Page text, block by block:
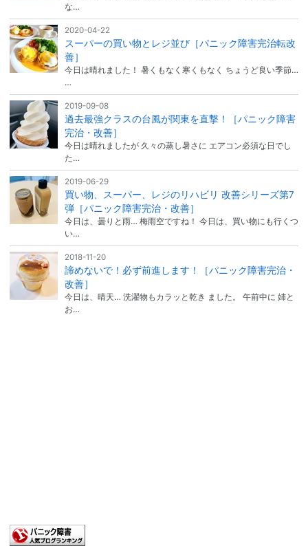
な…
2020-04-22
スーパーの買い物とレジ並び［パニック障害完治転改
善］
今日は晴れました！ 暑くもなく寒くもなく ちょうど良い季節…
…
2019-09-08
過去最強クラスの台風が関東を直撃！［パニック障害
完治・改善］
今日は晴れましたが 久々の蒸し暑さに エアコン必須な日でし
た…
2019-06-29
買い物、スーパー、レジのリハビリ 改善シリーズ第7
弾［パニック障害完治・改善］
今日は、曇りと雨… 梅雨空ですね！ 今日は、買い物にも行くつ
い…
2018-11-20
諦めないで！必ず前進します！［パニック障害完治・
改善］
今日は、晴天… 洗濯物もカラッと乾き ました。 午前中に 姉と
お…